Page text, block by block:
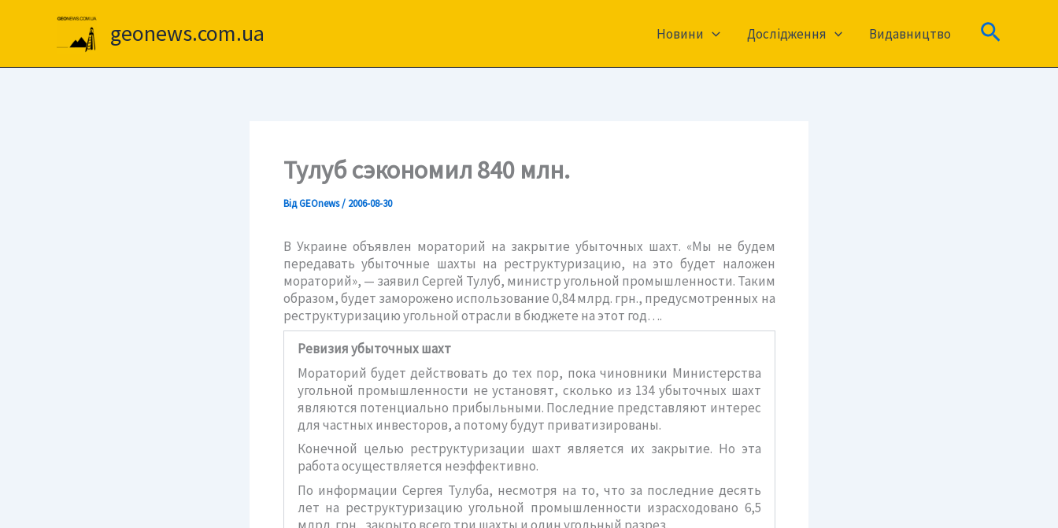
geonews.com.ua Новини Дослідження Видавництво Пошук
Тулуб сэкономил 840 млн.
ВідGEOnews/ 2006-08-30
В Украине объявлен мораторий на закрытие убыточных шахт. «Мы не будем
передавать убыточные шахты на реструктуризацию, на это будет наложен
мораторий», — заявил Сергей Тулуб, министр угольной промышленности. Таким
образом, будет заморожено использование 0,84 млрд. грн., предусмотренных на
реструктуризацию угольной отрасли в бюджете на этот год….
Ревизия убыточных шахт
Мораторий будет действовать до тех пор, пока чиновники Министерства
угольной промышленности не установят, сколько из 134 убыточных шахт
являются потенциально прибыльными. Последние представляют интерес
для частных инвесторов, а потому будут приватизированы.
Конечной целью реструктуризации шахт является их закрытие. Но эта
работа осуществляется неэффективно.
По информации Сергея Тулуба, несмотря на то, что за последние десять
лет на реструктуризацию угольной промышленности израсходовано 6,5
млрд. грн., закрыто всего три шахты и один угольный разрез.